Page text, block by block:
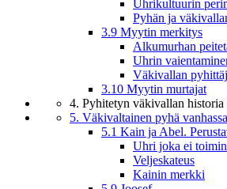
Uhrikultuurin
Pyhän ja
3.9 Myytin merkitys
Alkumurhan
Uhrin
Väkivallan
3.10 Myytin murtajat
4. Pyhitetyn väkivallan historia
5. Väkivaltainen pyhä
5.1 Kain ja Abel.
Uhri joka ei
Veljeskateus
Kainin merkki